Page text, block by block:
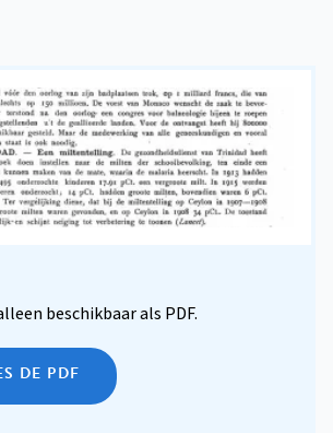
beschikbaar als PDF.
DE PDF